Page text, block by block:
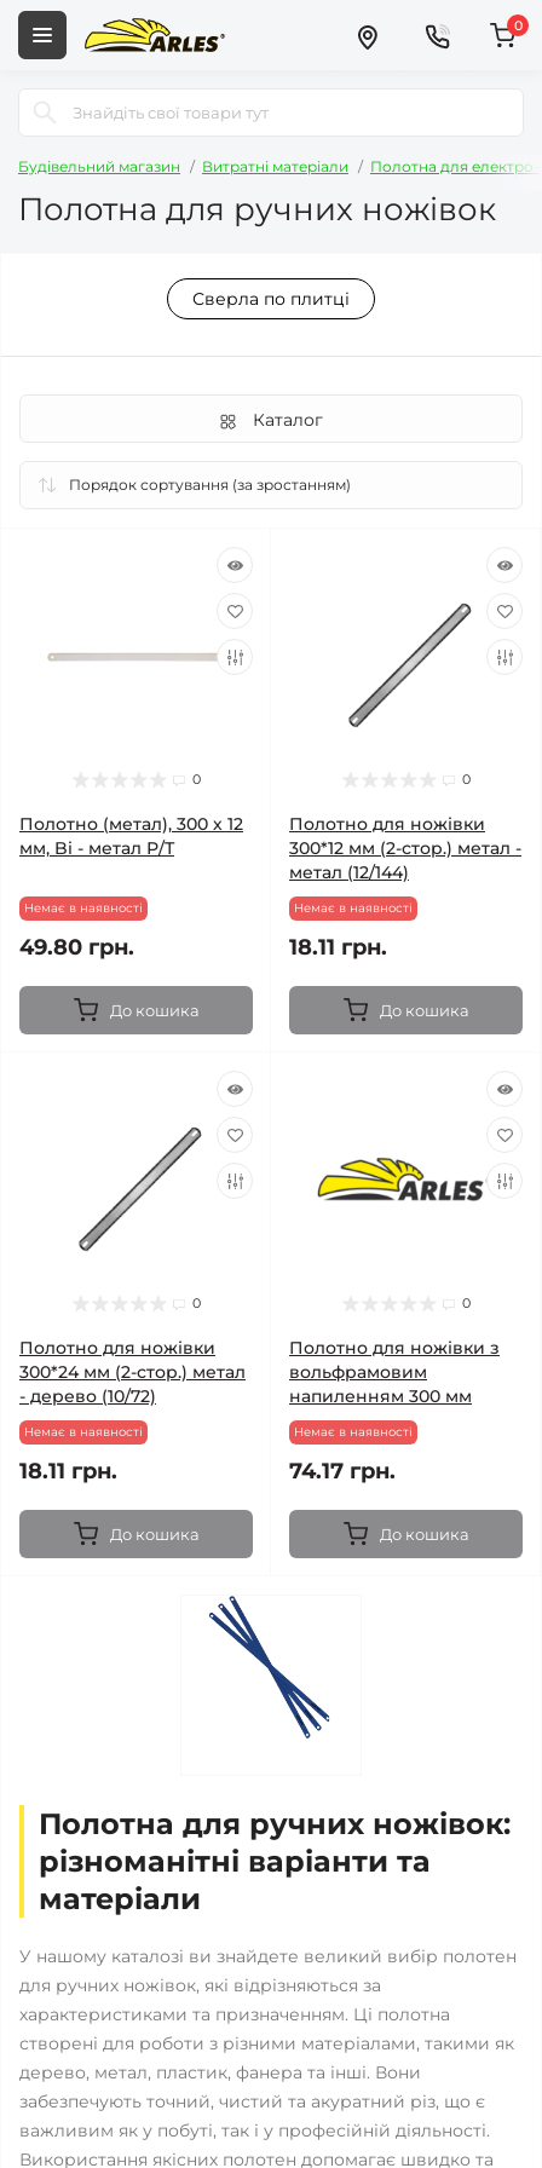
0
Будівельний магазин Витратні матеріали Полотна для
Полотна для ручних ножівок
Сверла по плитці
Каталог
0
Полотно (метал), 300 х 12
мм, Bi - метал Р/Т
Немає в наявності
49.80 грн.
До кошика
0
Полотно для ножівки
300*12 мм (2-стор.) метал -
метал (12/144)
Немає в наявності
18.11 грн.
До кошика
0
Полотно для ножівки
300*24 мм (2-стор.) метал
- дерево (10/72)
Немає в наявності
18.11 грн.
До кошика
0
Полотно для ножівки з
вольфрамовим
напиленням 300 мм
Немає в наявності
74.17 грн.
До кошика
Полотна для ручних ножівок:
різноманітні варіанти та
матеріали
У нашому каталозі ви знайдете великий вибір полотен
для ручних ножівок, які відрізняються за
характеристиками та призначенням. Ці полотна
створені для роботи з різними матеріалами, такими як
дерево, метал, пластик, фанера та інші. Вони
забезпечують точний, чистий та акуратний різ, що є
важливим як у побуті, так і у професійній діяльності.
Використання якісних полотен допомагає швидко та